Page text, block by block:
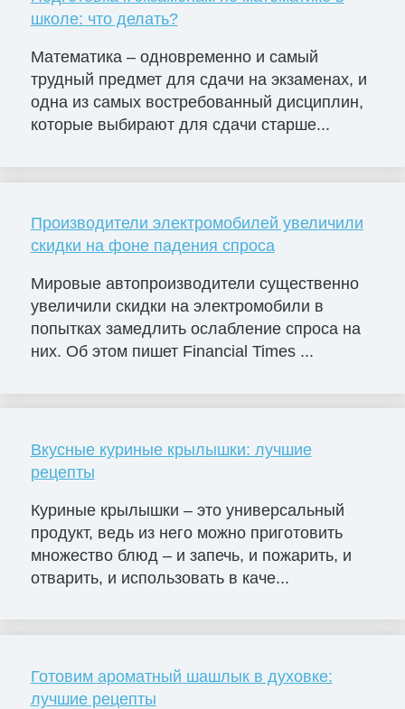
школе: что делать?
Математика – одновременно и самый
трудный предмет для сдачи на экзаменах, и
одна из самых востребованный дисциплин,
которые выбирают для сдачи старше...
Производители электромобилей увеличили
скидки на фоне падения спроса
Мировые автопроизводители существенно
увеличили скидки на электромобили в
попытках замедлить ослабление спроса на
них. Об этом пишет Financial Times ...
Вкусные куриные крылышки: лучшие
рецепты
Куриные крылышки – это универсальный
продукт, ведь из него можно приготовить
множество блюд – и запечь, и пожарить, и
отварить, и использовать в каче...
Готовим ароматный шашлык в духовке:
лучшие рецепты